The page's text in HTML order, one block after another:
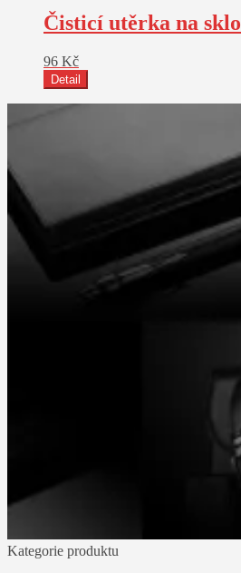
Čisticí utěrka na sklo
96 Kč
Detail
Kategorie produktu